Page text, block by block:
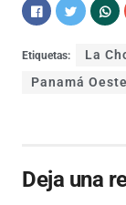
Etiquetas: La
Panamá Oeste
Deja una